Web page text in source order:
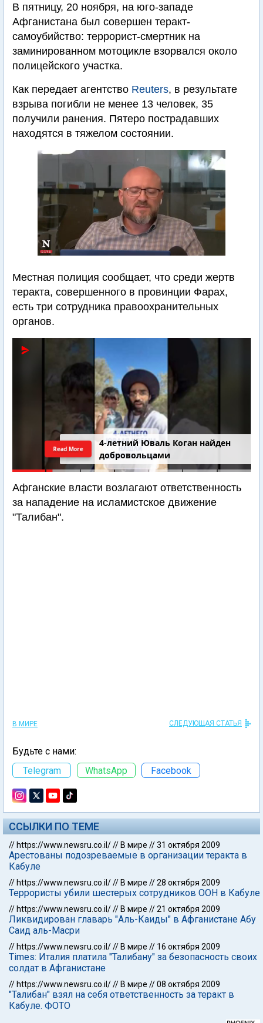
В пятницу, 20 ноября, на юго-западе
Афганистана был совершен теракт-
самоубийство: террорист-смертник на
заминированном мотоцикле взорвался около
полицейского участка.
Как передает агентство Reuters, в результате
взрыва погибли не менее 13 человек, 35
получили ранения. Пятеро пострадавших
находятся в тяжелом состоянии.
Местная полиция сообщает, что среди жертв
теракта, совершенного в провинции Фарах,
есть три сотрудника правоохранительных
органов.
4-летний Юваль Коган найден
добровольцами
Read More
Афганские власти возлагают ответственность
за нападение на исламистское движение
"Талибан".
В МИРЕ СЛЕДУЮЩАЯ СТАТЬЯ
Будьте с нами:
Telegram
WhatsApp Facebook
ССЫЛКИ ПО ТЕМЕ
// https://www.newsru.co.il/// В мире //31 октября 2009
Арестованы подозреваемые в организации теракта в
Кабуле
// https://www.newsru.co.il/// В мире //28 октября 2009
Террористы убили шестерых сотрудников ООН в Кабуле
// https://www.newsru.co.il/// В мире //21 октября 2009
Ликвидирован главарь "Аль-Каиды" в Афганистане Абу
Саид аль-Масри
// https://www.newsru.co.il/// В мире // 16 октября 2009
Times: Италия платила "Талибану" за безопасность своих
солдат в Афганистане
// https://www.newsru.co.il/// В мире //08 октября 2009
"Талибан" взял на себя ответственность за теракт в
Кабуле. ФОТО